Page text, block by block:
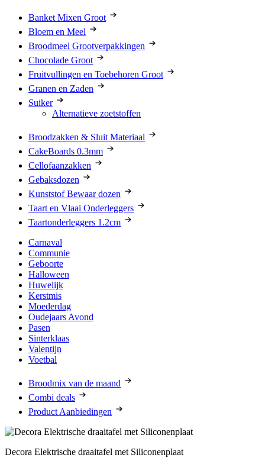
Banket Mixen Groot
Bloem en Meel
Broodmeel Grootverpakkingen
Chocolade Groot
Fruitvullingen en Toebehoren Groot
Granen en Zaden
Suiker
Alternatieve zoetstoffen
Broodzakken & Sluit Materiaal
CakeBoards 0.3mm
Cellofaanzakken
Gebaksdozen
Kunststof Bewaar dozen
Taart en Vlaai Onderleggers
Taartonderleggers 1.2cm
Carnaval
Communie
Geboorte
Halloween
Huwelijk
Kerstmis
Moederdag
Oudejaars Avond
Pasen
Sinterklaas
Valentijn
Voetbal
Broodmix van de maand
Combi deals
Product Aanbiedingen
Decora Elektrische draaitafel met Siliconenplaat